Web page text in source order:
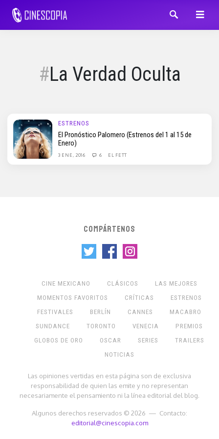
La Verdad Oculta
ESTRENOS
El Pronóstico Palomero (Estrenos del 1 al 15 de
Enero)
3 ENE, 2016 6 EL FETT
COMPÁRTENOS
CINE MEXICANO CLÁSICOS
LAS MEJORES
MOMENTOS FAVORITOS
CRÍTICAS
ESTRENOS
FESTIVALES
BERLÍN CANNES
MACABRO
SUNDANCE
TORONTO VENECIA
PREMIOS
GLOBOS DE ORO
OSCAR SERIES
TRAILERS
NOTICIAS
Las opiniones vertidas en esta página son de exclusiva
responsabilidad de quien las emite y no representan
necesariamente el pensamiento ni la línea editorial del blog.
Algunos derechos reservados © 2026 — Contacto:
editorial@cinescopia.com